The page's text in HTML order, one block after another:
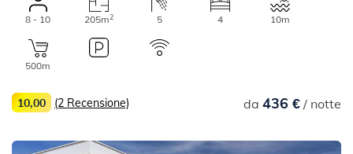
8 - 10 205m2 5 4 10m
500m
da 436 €/ notte
10,00 (2 Recensione)